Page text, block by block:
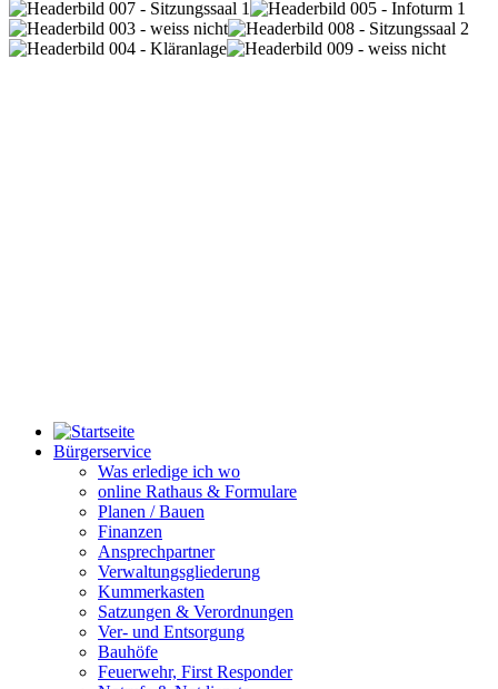
Bürgerservice
Was erledige ich wo
online Rathaus & Formulare
Planen / Bauen
Finanzen
Ansprechpartner
Verwaltungsgliederung
Kummerkasten
Satzungen & Verordnungen
Ver- und Entsorgung
Bauhöfe
Feuerwehr, First Responder